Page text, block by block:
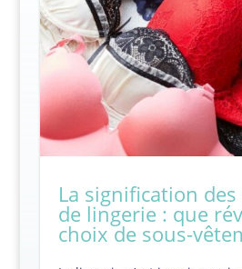
La signification
de lingerie : que
choix de sous-